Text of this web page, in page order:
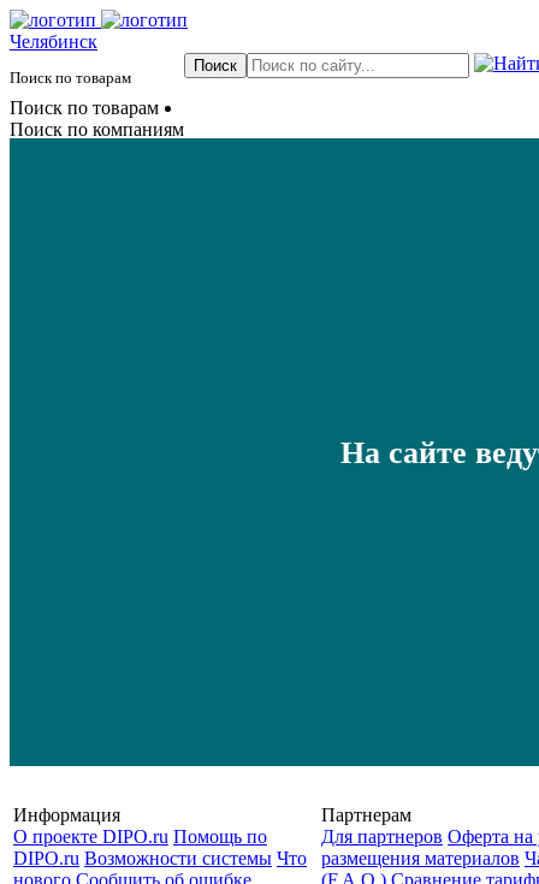
Челябинск
Поиск по товарам
Поиск по товарам
Поиск по компаниям
На сайте
Информация
О проекте DIPO.ru Помощь по
DIPO.ru Возможности системы Что
нового Сообщить об ошибке
Партнерам
Для партнеров Оферта на
размещения материалов
(F.A.Q.) Cравнение